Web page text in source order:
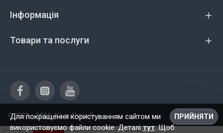
Інформація
Товари та послуги
©2003 - 2026, KamiNova® ПРИЙНЯТИ
Для покращення користуванням сайтом ми
використовуємо файли cookie. Деталітут. Щоб